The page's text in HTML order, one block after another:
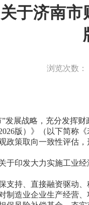
于济南
浏览次数：
发展战略，充分发挥
版）》（以下简称
政策取向一致性评估
于印发大力实施工业
支持、直接融资驱动
制造业企业生产经营